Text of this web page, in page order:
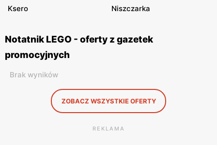
Ksero
Niszczarka
Notatnik LEGO - oferty z gazetek
promocyjnych
Brak wyników
ZOBACZ WSZYSTKIE OFERTY
REKLAMA